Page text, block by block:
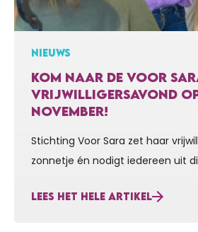
NIEUWS
KOM NAAR DE VOOR
VRIJWILLIGERSAVOND
NOVEMBER!
Stichting Voor Sara zet haar
zonnetje én nodigt iedereen uit
je ook naar onze
LEES HET HELE ARTIKEL